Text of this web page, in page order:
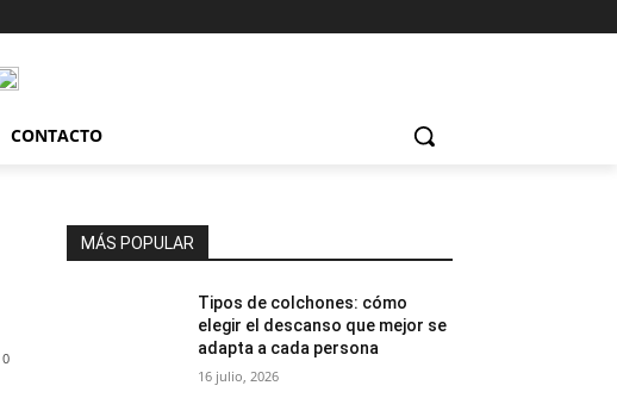
CONTACTO
0
MÁS POPULAR
Tipos de colchones: cómo
elegir el descanso que mejor se
adapta a cada persona
16 julio, 2026